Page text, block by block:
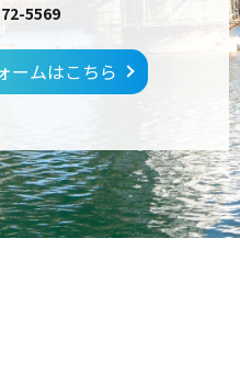
5569
ームはこちら